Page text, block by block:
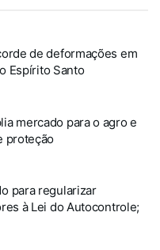
de deformações em
Espírito Santo
mercado para o agro e
proteção
para regularizar
à Lei do Autocontrole;